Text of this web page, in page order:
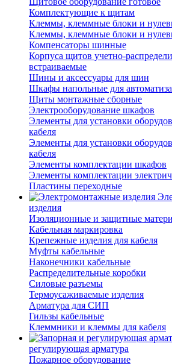
Комплектующие к щитам
Клеммы, клеммные блоки и
Клеммы, клеммные блоки и
Компенсаторы шинные
Корпуса щитов учетно-
встраиваемые
Шины и аксессуары для шин
Шкафы напольные для
Щиты монтажные сборные
Электрооборудование шкафов
Элементы для установки
кабеля
Элементы для установки
кабеля
Элементы комплектации шкафов
Элементы комплектации
Пластины переходные
изделия
Изоляционные и защитные
Кабельная маркировка
Крепежные изделия для кабеля
Муфты кабельные
Наконечники кабельные
Распределительные коробки
Силовые разъемы
Термоусаживаемые изделия
Арматура для СИП
Гильзы кабельные
Клеммники и клеммы для кабеля
регулирующая арматура
Пожарное оборудование